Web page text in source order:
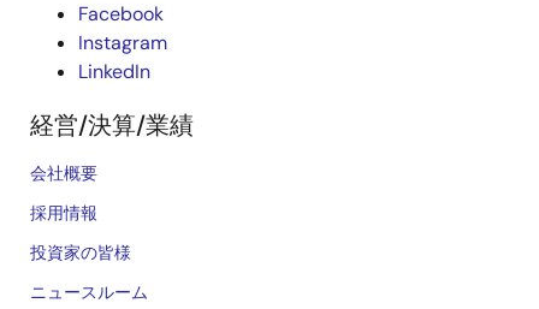
Facebook
Instagram
LinkedIn
経営/決算/業績
会社概要
採用情報
投資家の皆様
ニュースルーム